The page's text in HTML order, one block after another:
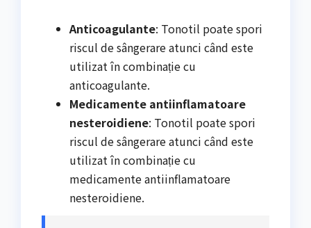
Anticoagulante: Tonotil poate spori
riscul de sângerare atunci când este
utilizat în combinație cu
anticoagulante.
Medicamente antiinflamatoare
nesteroidiene: Tonotil poate spori
riscul de sângerare atunci când este
utilizat în combinație cu
medicamente antiinflamatoare
nesteroidiene.